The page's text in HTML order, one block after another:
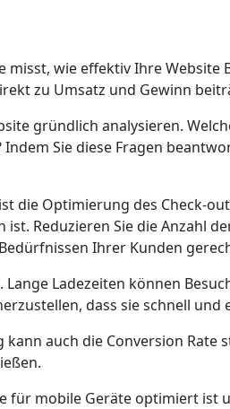
wie effektiv Ihre
zu Umsatz und Gewinn
gründlich analysieren.
Sie diese Fragen
Optimierung des Check-
Reduzieren Sie die Anzahl
Ihrer Kunden
Ladezeiten können
dass sie schnell
auch die Conversion Rate
für mobile Geräte optimiert